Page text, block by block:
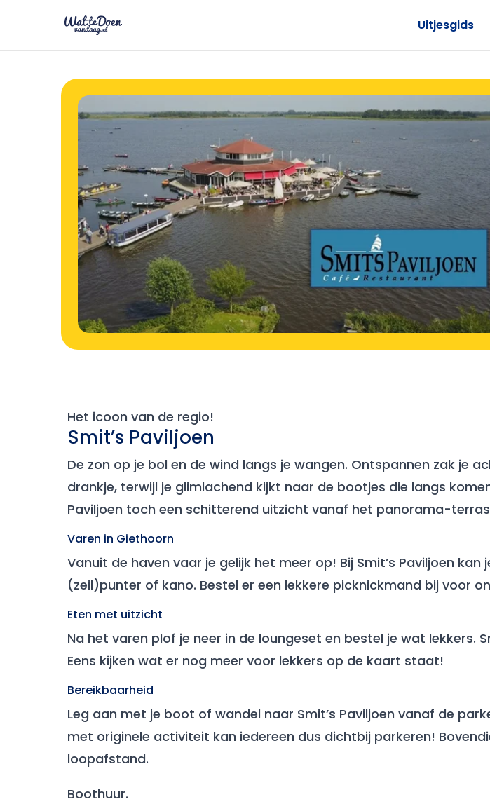
Uitjesgids
Het icoon van de regio!
Smit’s Paviljoen
De zon op je bol en de wind langs je wangen. Ontspannen zak je
drankje, terwijl je glimlachend kijkt naar de bootjes die langs
Paviljoen toch een schitterend uitzicht vanaf het panorama-
Varen in Giethoorn
Vanuit de haven vaar je gelijk het meer op! Bij Smit’s Paviljoen
(zeil)punter of kano. Bestel er een lekkere picknickmand bij voor
Eten met uitzicht
Na het varen plof je neer in de loungeset en bestel je wat
Eens kijken wat er nog meer voor lekkers op de kaart staat!
Bereikbaarheid
Leg aan met je boot of wandel naar Smit’s Paviljoen vanaf de
met originele activiteit kan iedereen dus dichtbij parkeren!
loopafstand.
Boothuur.